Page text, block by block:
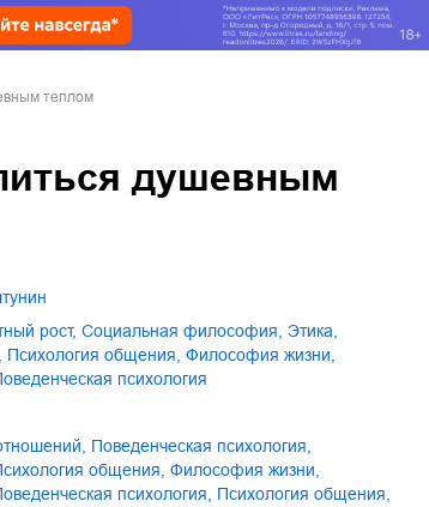
теплом
душевным
рост, социальная философия этика
психология общения философия жизни
поведенческая психология
поведенческая психология
психология общения философия жизни
Поведенческая психология Психология общения